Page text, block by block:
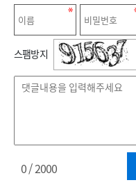
스팸방지
0/ 2000